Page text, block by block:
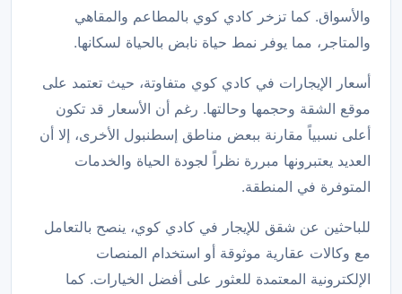
والأسواق. كما تزخر كادي كوي بالمطاعم والمقاهي
والمتاجر، مما يوفر نمط حياة نابض بالحياة لسكانها.
أسعار الإيجارات في كادي كوي متفاوتة، حيث تعتمد على
موقع الشقة وحجمها وحالتها. رغم أن الأسعار قد تكون
أعلى نسبياً مقارنة ببعض مناطق إسطنبول الأخرى، إلا أن
العديد يعتبرونها مبررة نظراً لجودة الحياة والخدمات
المتوفرة في المنطقة.
للباحثين عن شقق للإيجار في كادي كوي، ينصح بالتعامل
مع وكالات عقارية موثوقة أو استخدام المنصات
الإلكترونية المعتمدة للعثور على أفضل الخيارات. كما